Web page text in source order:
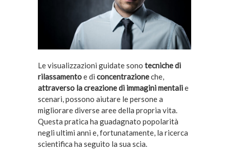
Le visualizzazioni guidate sono tecniche di
rilassamentoe di concentrazioneche,
attraverso la creazione di immagini mentalie
scenari, possono aiutare le persone a
migliorare diverse aree della propria vita.
Questa pratica ha guadagnato popolarità
negli ultimi anni e, fortunatamente, la ricerca
scientifica ha seguito la sua scia.